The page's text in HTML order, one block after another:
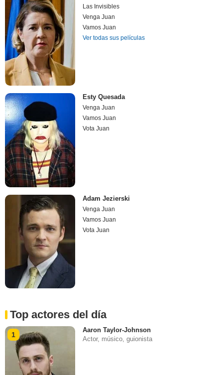
Las Invisibles
Venga Juan
Vamos Juan
Ver todas sus películas
Esty Quesada
Venga Juan
Vamos Juan
Vota Juan
Adam Jezierski
Venga Juan
Vamos Juan
Vota Juan
Top actores del día
1
Aaron Taylor-Johnson
Actor, músico, guionista